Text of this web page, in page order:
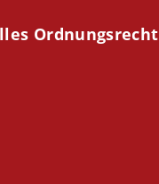
Ordnungsrecht